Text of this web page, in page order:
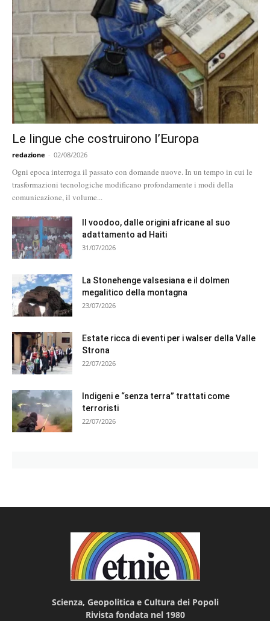
Le lingue che costruirono l’Europa
redazione - 02/08/2026
Ogni epoca interroga il passato con domande nuove. In un tempo in cui le
trasformazioni tecnologiche modificano profondamente i modi della
comunicazione, il volume...
Il voodoo, dalle origini africane al suo
adattamento ad Haiti
31/07/2026
La Stonehenge valsesiana e il dolmen
megalitico della montagna
23/07/2026
Estate ricca di eventi per i walser della Valle
Strona
22/07/2026
Indigeni e “senza terra” trattati come
terroristi
22/07/2026
Scienza, Geopolitica e Cultura dei Popoli
Rivista fondata nel 1980